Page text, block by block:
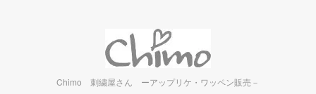
Chimo 刺繍屋さん ーアップリケ・ワッペン販売－